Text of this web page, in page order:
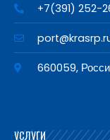
+7(391) 252-
660059,
УСЛУГИ